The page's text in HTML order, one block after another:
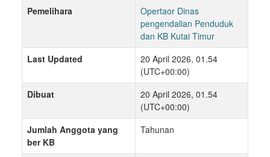
Pemelihara
Opertaor Dinas
pengendalian Penduduk
dan KB Kutai Timur
Last Updated
20 April 2026, 01.54
(UTC+00:00)
Dibuat
20 April 2026, 01.54
(UTC+00:00)
Jumlah Anggota yang
ber KB
Tahunan